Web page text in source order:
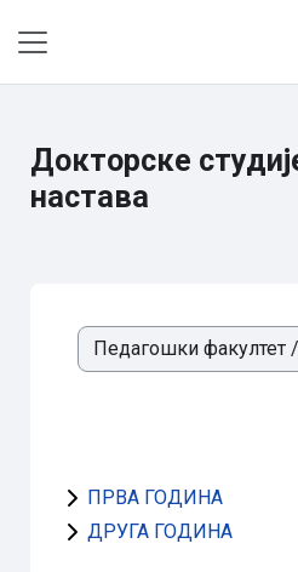
Докторске
настава
Категорије курсева
ПРВА ГОДИНА
ДРУГА ГОДИНА